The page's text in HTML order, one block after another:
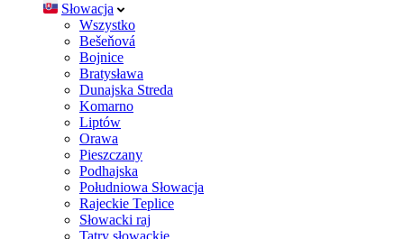
Słowacja
Wszystko
Bešeňová
Bojnice
Bratysława
Dunajska Streda
Komarno
Liptów
Orawa
Pieszczany
Podhajska
Południowa Słowacja
Rajeckie Teplice
Słowacki raj